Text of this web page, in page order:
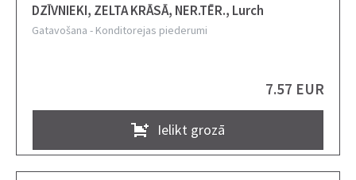
DZĪVNIEKI, ZELTA KRĀSĀ, NER.TĒR., Lurch
Gatavošana - Konditorejas piederumi
7.57 EUR
Ielikt grozā